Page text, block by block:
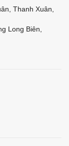
Thanh Xuân,
Long Biên,